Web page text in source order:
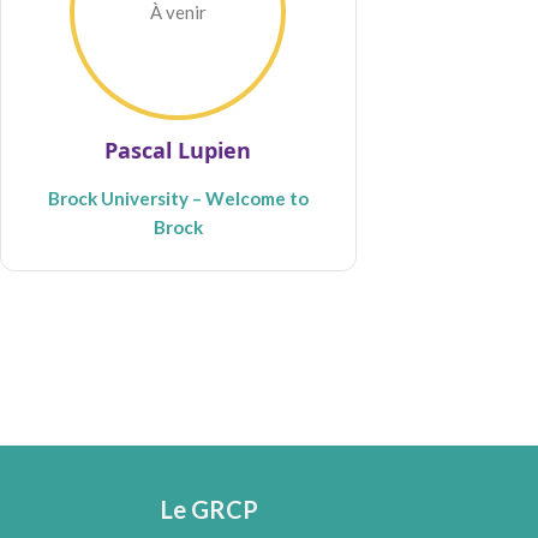
À venir
Pascal Lupien
Brock University – Welcome to
Brock
Le GRCP